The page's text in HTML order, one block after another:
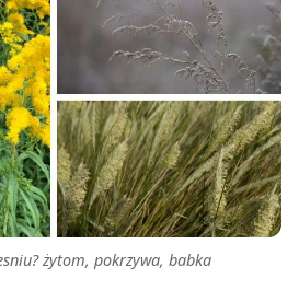
żytom, pokrzywa, babka